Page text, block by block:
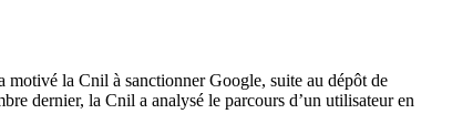
la Cnil à sanctionner Google, suite au dépôt de
dernier, la Cnil a analysé le parcours d’un utilisateur en